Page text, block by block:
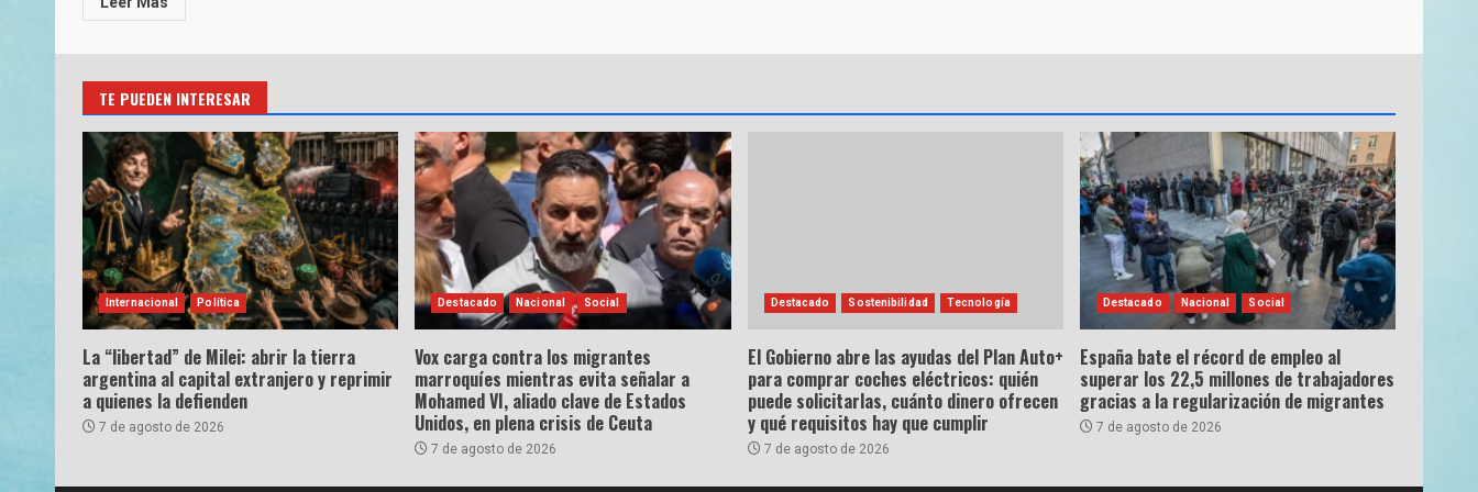
TE PUEDEN INTERESAR
Internacional Política
La “libertad” de Milei: abrir la tierra
argentina al capital extranjero y reprimir
a quienes la defienden
7 de agosto de 2026
Destacado Nacional Social
Vox carga contra los migrantes
marroquíes mientras evita señalar a
Mohamed VI, aliado clave de Estados
Unidos, en plena crisis de Ceuta
7 de agosto de 2026
Destacado Sostenibilidad Tecnología
El Gobierno abre las ayudas del Plan Auto+
para comprar coches eléctricos: quién
puede solicitarlas, cuánto dinero ofrecen
y qué requisitos hay que cumplir
7 de agosto de 2026
Destacado Nacional Social
España bate el récord de empleo al
superar los 22,5 millones de trabajadores
gracias a la regularización de migrantes
7 de agosto de 2026